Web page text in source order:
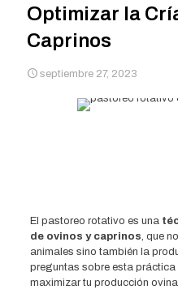
Optimizar la
Caprinos
septiembre 27, 2023
El pastoreo rotativo es una
de ovinos y caprinos, que
animales sino también la
preguntas sobre esta
maximizar tu producción